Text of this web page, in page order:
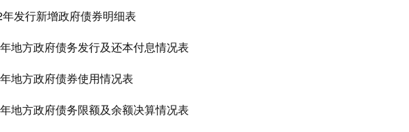
发行新增政府债券明细表
地方政府债务发行及还本付息情况表
地方政府债券使用情况表
地方政府债务限额及余额决算情况表